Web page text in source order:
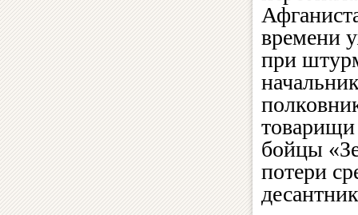
времени
при
бойцы
потери